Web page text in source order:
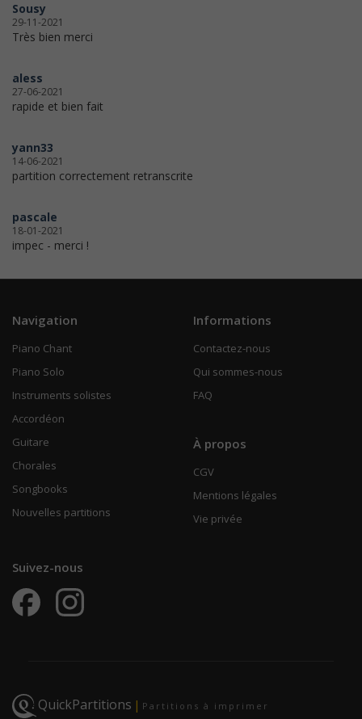
Sousy
29-11-2021
Très bien merci
aless
27-06-2021
rapide et bien fait
yann33
14-06-2021
partition correctement retranscrite
pascale
18-01-2021
impec - merci !
Navigation
Piano Chant
Piano Solo
Instruments solistes
Accordéon
Guitare
Chorales
Songbooks
Nouvelles partitions
Informations
Contactez-nous
Qui sommes-nous
FAQ
À propos
CGV
Mentions légales
Vie privée
Suivez-nous
QuickPartitions | Partitions à imprimer